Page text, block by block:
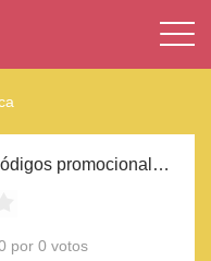
Descuentos y códigos promocionales Savarca 2023
por 0 votos